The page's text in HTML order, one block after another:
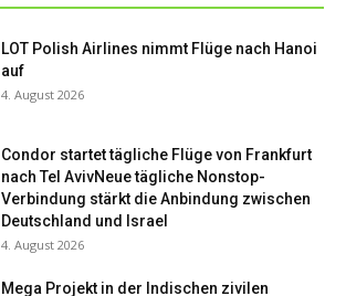
LOT Polish Airlines nimmt Flüge nach Hanoi
auf
4. August 2026
Condor startet tägliche Flüge von Frankfurt
nach Tel AvivNeue tägliche Nonstop-
Verbindung stärkt die Anbindung zwischen
Deutschland und Israel
4. August 2026
Mega Projekt in der Indischen zivilen